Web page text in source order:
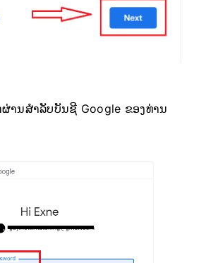
ານສຳລັບບັນຊີ Google ຂອງທ່ານ